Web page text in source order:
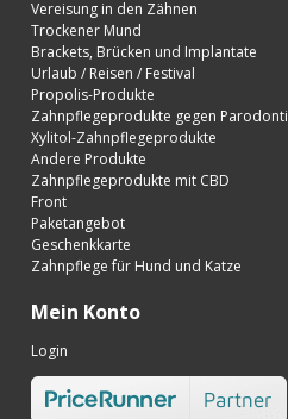
Vereisung in den Zähnen
Trockener Mund
Brackets, Brücken und Implantate
Urlaub / Reisen / Festival
Propolis-Produkte
Zahnpflegeprodukte gegen
Xylitol-Zahnpflegeprodukte
Andere Produkte
Zahnpflegeprodukte mit CBD
Front
Paketangebot
Geschenkkarte
Zahnpflege für Hund und Katze
Mein Konto
Login